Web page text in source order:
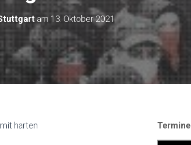
am 13. Oktober 2021
harten
Termine